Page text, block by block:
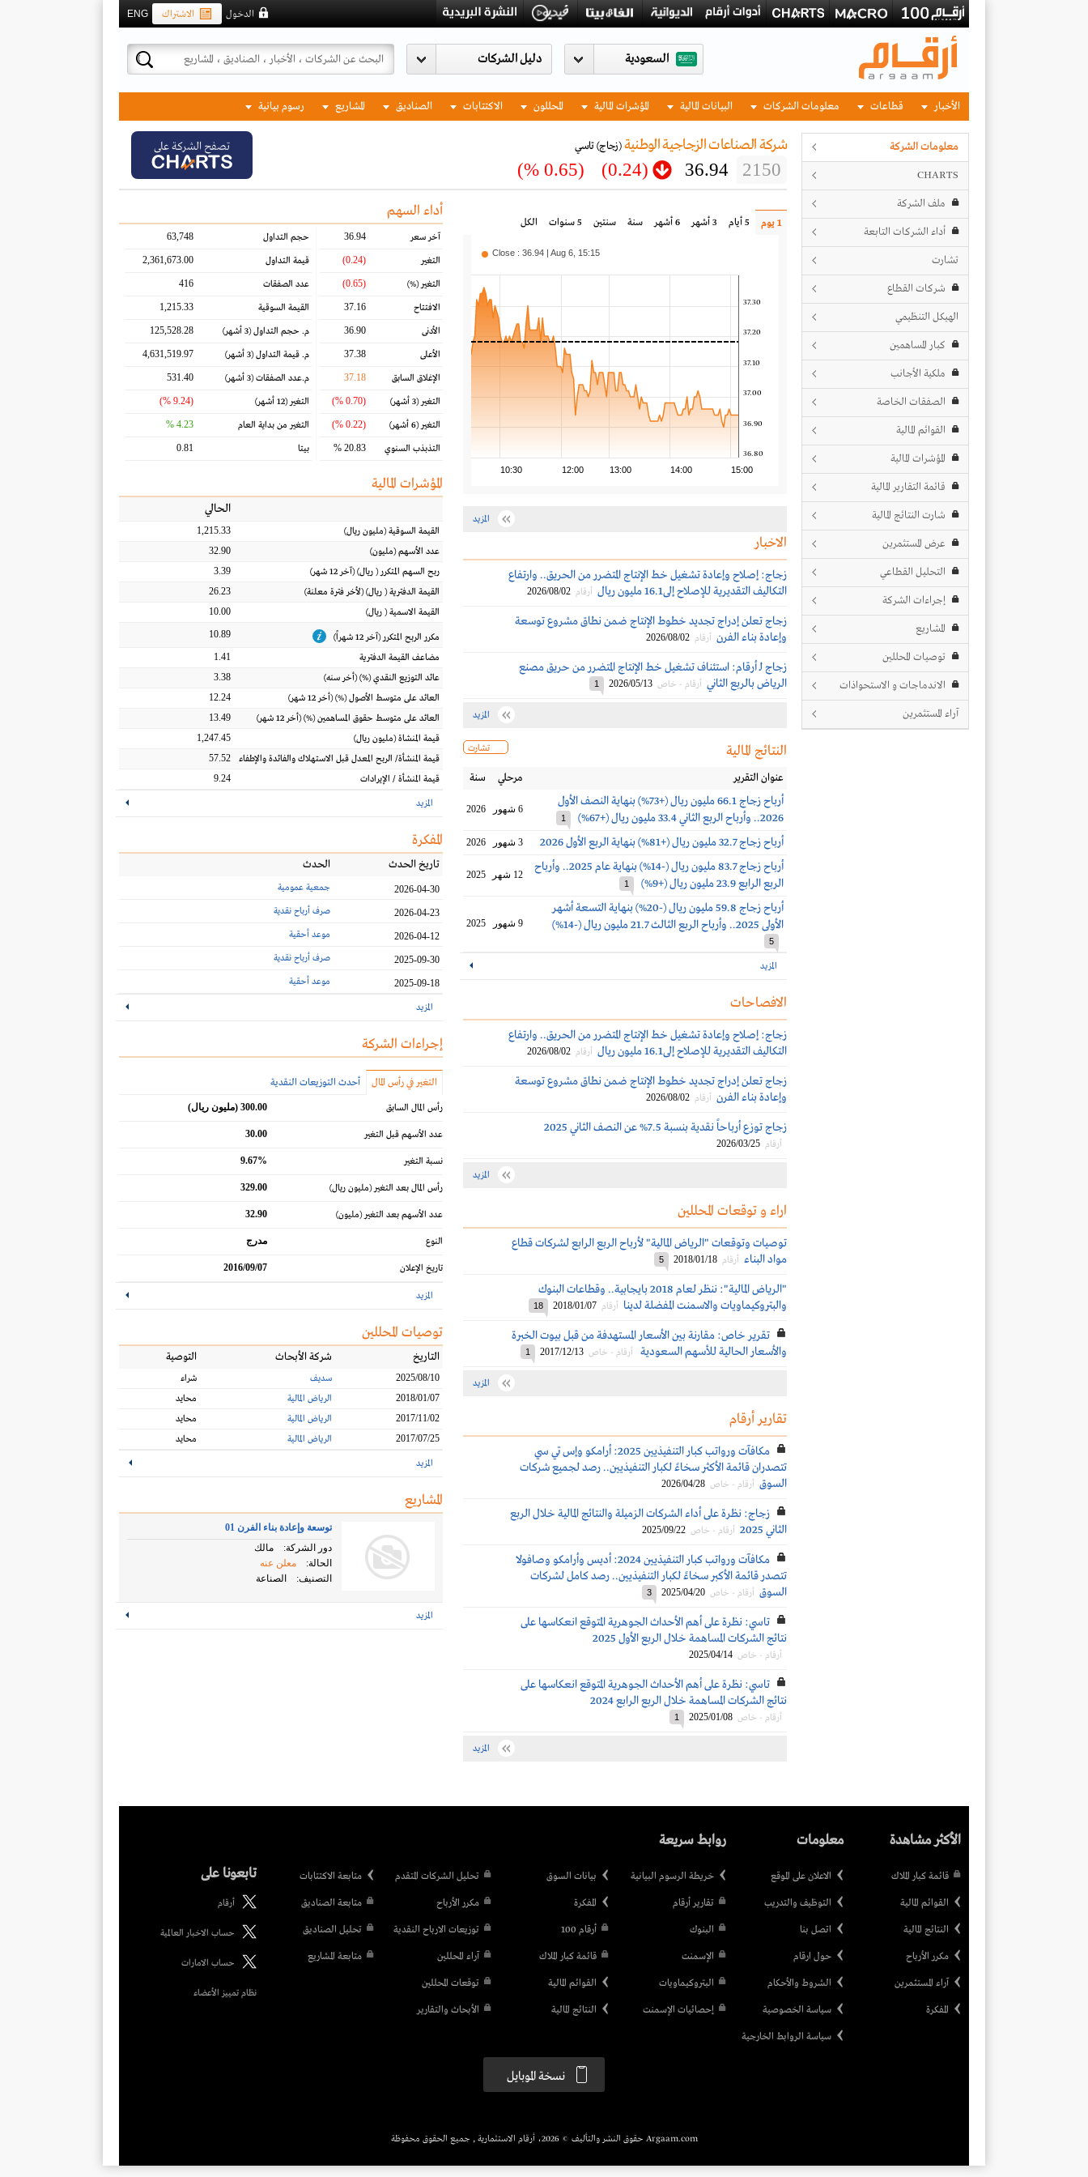
ENG الاشتراك الدخول
السعودية
الأخبار قطاعات معلومات الشركات البيانات المالية المؤشرات المالية المحللون الاكتتابات الصناديق المشاريع رسوم بيانية
معلومات الشركة
CHARTS
ملف الشركة
أداء الشركات التابعة
تشارت
شركات القطاع
الهيكل التنظيمي
كبار المساهمين
ملكية الأجانب
الصفقات الخاصة
القوائم المالية
المؤشرات المالية
قائمة التقارير المالية
شارت النتائج المالية
عرض المستثمرين
التحليل القطاعي
إجراءات الشركة
المشاريع
توصيات المحللين
الاندماجات و الاستحواذات
آراء المستثمرين
شركة الصناعات الزجاجية الوطنية (زجاج)تاسي
2150
36.94
(0.24)
(0.65 %)
تصفح الشركة على
1 يوم 5 أيام 3 أشهر 6 أشهر سنة سنتين 5 سنوات الكل
10:30 12:00 13:00 14:00 15:00
36.80
36.90
37.00
37.10
37.20
37.30
Close : 36.94 | Aug 6, 15:15
المزيد
الاخبار
زجاج: إصلاح وإعادة تشغيل خط الإنتاج المتضرر من الحريق.. وارتفاع
التكاليف التقديرية للإصلاح إلى16.1 مليون ريال
أرقام 2026/08/02
زجاج تعلن إدراج تجديد خطوط الإنتاج ضمن نطاق مشروع توسعة
وإعادة بناء الفرن أرقام 2026/08/02
زجاج لـ أرقام: استئناف تشغيل خط الإنتاج المتضرر من حريق مصنع
الرياض بالربع الثاني أرقام - خاص 2026/05/13
1
المزيد
تشارت النتائج المالية
عنوان التقرير مرحلي سنة
أرباح زجاج 66.1 مليون ريال (+73%) بنهاية النصف الأول
2026.. وأرباح الربع الثاني 33.4 مليون ريال (+67%)
1
6 شهور 2026
أرباح زجاج 32.7 مليون ريال (+81%) بنهاية الربع الأول 2026 3 شهور 2026
أرباح زجاج 83.7 مليون ريال (-14%) بنهاية عام 2025.. وأرباح
الربع الرابع 23.9 مليون ريال (+9%)
1
12 شهر 2025
أرباح زجاج 59.8 مليون ريال (-20%) بنهاية التسعة أشهر
الأولى 2025.. وأرباح الربع الثالث 21.7 مليون ريال (-14%)
5
9 شهور 2025
المزيد
الافصاحات
زجاج: إصلاح وإعادة تشغيل خط الإنتاج المتضرر من الحريق.. وارتفاع
التكاليف التقديرية للإصلاح إلى16.1 مليون ريال
أرقام 2026/08/02
زجاج تعلن إدراج تجديد خطوط الإنتاج ضمن نطاق مشروع توسعة
وإعادة بناء الفرن أرقام 2026/08/02
زجاج توزع أرباحاً نقدية بنسبة 7.5% عن النصف الثاني 2025
أرقام 2026/03/25
المزيد
اراء و توقعات المحللين
توصيات وتوقعات "الرياض المالية" لأرباح الربع الرابع لشركات قطاع
مواد البناء أرقام 2018/01/18
5
"الرياض المالية": ننظر لعام 2018 بايجابية.. وقطاعات البنوك
والبتروكيماويات والاسمنت المفضلة لدينا أرقام 2018/01/07
18
تقرير خاص: مقارنة بين الأسعار المستهدفة من قبل بيوت الخبرة
والأسعار الحالية للأسهم السعودية
أرقام - خاص 2017/12/13
1
المزيد
تقارير أرقام
مكافآت ورواتب كبار التنفيذيين 2025: أرامكو وإس تي سي
تتصدران قائمة الأكثر سخاءً لكبار التنفيذيين.. رصد لجميع شركات
السوق أرقام - خاص 2026/04/28
زجاج: نظرة على أداء الشركات الزميلة والنتائج المالية خلال الربع
الثاني 2025
أرقام - خاص 2025/09/22
مكافآت ورواتب كبار التنفيذيين 2024: أديس وأرامكو وصافولا
تتصدر قائمة الأكبر سخاءً لكبار التنفيذيين.. رصد كامل لشركات
السوق أرقام - خاص 2025/04/20
3
تاسي: نظرة على أهم الأحداث الجوهرية المتوقع انعكاسها على
نتائج الشركات المساهمة خلال الربع الأول 2025
أرقام - خاص 2025/04/14
تاسي: نظرة على أهم الأحداث الجوهرية المتوقع انعكاسها على
نتائج الشركات المساهمة خلال الربع الرابع 2024
أرقام - خاص 2025/01/08
1
المزيد
أداء السهم
آخر سعر 36.94
التغير (0.24)
التغير(%)
(0.65)
الافتتاح 37.16
الأدنى 36.90
الأعلى 37.38
الإغلاق السابق 37.18
التغير(3 أشهر) (0.70 %)
التغير(6 أشهر) (0.22 %)
التذبذب السنوي 20.83 %
حجم التداول 63,748
قيمة التداول 2,361,673.00
عدد الصفقات 416
القيمة السوقية 1,215.33
م. حجم التداول(3 أشهر) 125,528.28
م. قيمة التداول(3 أشهر) 4,631,519.97
م.عدد الصفقات(3 أشهر) 531.40
التغير(12 أشهر) (9.24 %)
التغير من بداية العام 4.23 %
بيتا 0.81
المؤشرات المالية
الحالي
القيمة السوقية(مليون ريال)
1,215.33
عدد الأسهم(مليون)
32.90
ربح السهم المتكرر( ريال) (آخر 12 شهر)
3.39
القيمة الدفترية( ريال) (لأخر فترة معلنة)
26.23
القيمة الاسمية( ريال)
10.00
مكرر الربح المتكرر (آخر 12 شهراً) 10.89
مضاعف القيمة الدفترية
1.41
عائد التوزيع النقدي(%) (أخر سنه)
3.38
العائد على متوسط الأصول(%) (أخر 12 شهر)
12.24
العائد على متوسط حقوق المساهمين(%) (أخر 12 شهر)
13.49
قيمة المنشاة(مليون ريال)
1,247.45
قيمة المنشأة/ الربح المعدل قبل الاستهلاك والفائدة والإطفاء
57.52
قيمة المنشأة / الإيرادات
9.24
المزيد
المفكرة
تاريخ الحدث الحدث
2026-04-30 جمعية عمومية
2026-04-23 صرف أرباح نقدية
2026-04-12 موعد أحقية
2025-09-30 صرف أرباح نقدية
2025-09-18 موعد أحقية
المزيد
إجراءات الشركة
التغير في رأس المال أحدث التوزيعات النقدية
رأس المال السابق 300.00 (مليون ريال)
عدد الأسهم قبل التغير 30.00
نسبة التغير 9.67%
رأس المال بعد التغير(مليون ريال) 329.00
عدد الأسهم بعد التغير(مليون) 32.90
النوع مدرج
تاريخ الإعلان 2016/09/07
المزيد
توصيات المحللين
التاريخ شركة الأبحاث التوصية
2025/08/10 سديف
شراء
2018/01/07
الرياض المالية
محايد
2017/11/02
الرياض المالية
محايد
2017/07/25
الرياض المالية محايد
المزيد
المشاريع
توسعة وإعادة بناء الفرن 01
دور الشركة:
مالك
الحالة:
معلن عنه
التصنيف:
الصناعة
المزيد
الأكثر مشاهدة
قائمة كبار الملاك
القوائم المالية
النتائج المالية
مكرر الأرباح
آراء المستثمرين
المفكرة
معلومات
الاعلان على الموقع
التوظيف والتدريب
اتصل بنا
حول ارقام
الشروط والأحكام
سياسة الخصوصية
سياسة الروابط الخارجية
روابط سريعة
خريطة الرسوم البيانية
تقارير أرقام
البنوك
الإسمنت
البتروكيماويات
إحصائيات الإسمنت
بيانات السوق
المفكرة
أرقام 100
قائمة كبار الملاك
القوائم المالية
النتائج المالية
تحليل الشركات المتقدم
مكرر الأرباح
توزيعات الارباح النقدية
آراء المحللين
توقعات المحللين
الأبحاث والتقارير
متابعة الاكتتابات
متابعة الصناديق
تحليل الصناديق
متابعة المشاريع
تابعونا على
أرقام
حساب الاخبار العالمية
حساب الامارات
نظام تمييز الأعضاء
نسخة الموبايل
Argaam.com حقوق النشر والتأليف © 2026، أرقام الاستثمارية , جميع الحقوق محفوظة